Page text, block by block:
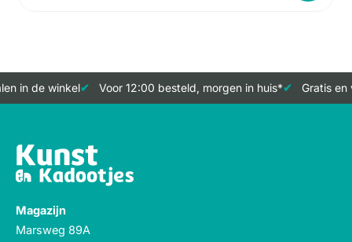
in de winkel Voor 12:00 besteld, morgen in huis* Gratis en
Magazijn
Marsweg 89A